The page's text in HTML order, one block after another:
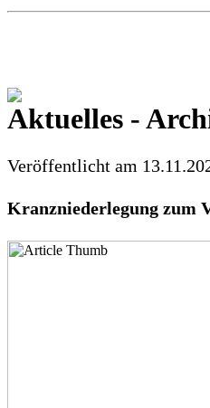
Aktuelles -
Veröffentlicht am
Kranzniederlegung zum